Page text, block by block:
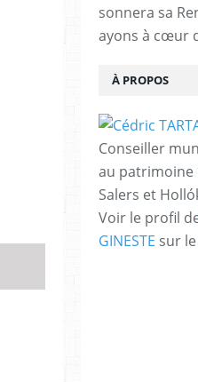
sonnera sa
ayons à cœur
À PROPOS
Conseiller
au patrimoine
Salers et
Voir le profil
GINESTE sur